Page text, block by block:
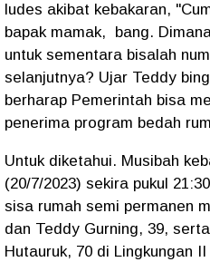
ludes akibat kebakaran,
bapak mamak, bang.
untuk sementara bisalah
selanjutnya? Ujar Teddy
berharap Pemerintah bisa
penerima program bedah
Untuk diketahui. Musibah
(20/7/2023) sekira pukul
sisa rumah semi permanen
dan Teddy Gurning, 39,
Hutauruk, 70 di Lingkungan